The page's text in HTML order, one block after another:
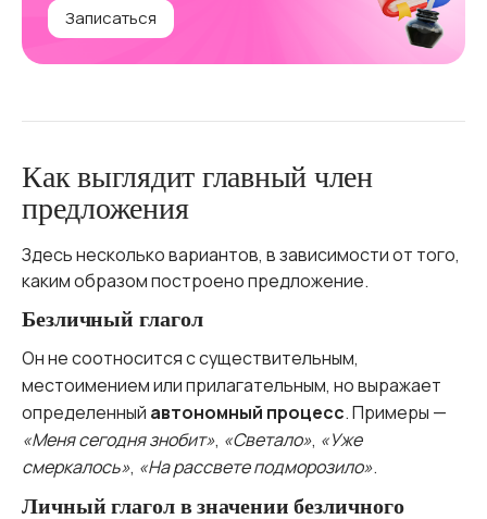
Записаться
Как выглядит главный член
предложения
Здесь несколько вариантов, в зависимости от того,
каким образом построено предложение.
Безличный глагол
Он не соотносится с существительным,
местоимением или прилагательным, но выражает
определенный автономный процесс. Примеры —
«Меня сегодня знобит», «Светало», «Уже
смеркалось», «На рассвете подморозило».
Личный глагол в значении безличного